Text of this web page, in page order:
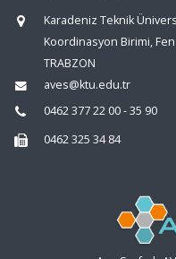
Karadeniz Teknik
Koordinasyon Birimi,
TRABZON
aves@ktu.edu.tr
0462 377 22 00 - 35 90
0462 325 34 84